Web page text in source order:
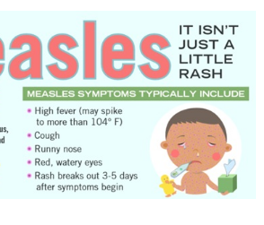
City
of
St.
Louis
Department
of
Health
Issues
Advisory